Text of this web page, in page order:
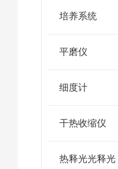
培养系统
平磨仪
细度计
干热收缩仪
热释光光释光